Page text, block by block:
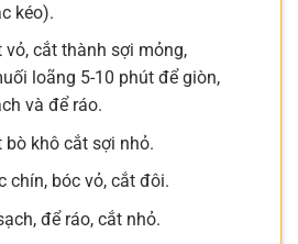
kéo).
vỏ, cắt thành sợi mỏng,
loãng 5-10 phút để giòn,
và để ráo.
bò khô cắt sợi nhỏ.
chín, bóc vỏ, cắt đôi.
để ráo, cắt nhỏ.